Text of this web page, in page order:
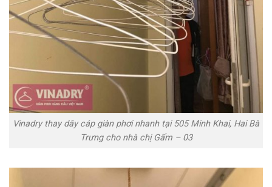
Vinadry thay dây cáp giàn phơi nhanh tại 505 Minh Khai, Hai Bà
Trưng cho nhà chị Gấm – 03